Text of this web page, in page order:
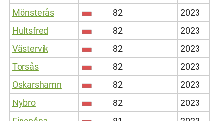
Mönsterås
82
2023
Hultsfred
82
2023
Västervik
82
2023
Torsås
82
2023
Oskarshamn
82
2023
Nybro
82
2023